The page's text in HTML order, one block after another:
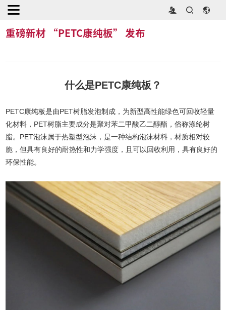
首页
重磅新材 “PETC康纯板” 发布
什么是PETC康纯板？
PETC康纯板是由PET树脂发泡制成，为新型高性能绿色可回收轻量
化材料，PET树脂主要成分是聚对苯二甲酸乙二醇酯，俗称涤纶树
脂。PET泡沫属于热塑型泡沫，是一种结构泡沫材料，材质相对较
脆，但具有良好的耐热性和力学强度，且可以回收利用，具有良好的
环保性能。